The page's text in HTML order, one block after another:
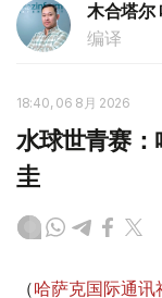
木合塔尔
编译
18:40, 06 8月 2026
水球世青赛
圭
（哈萨克国际通讯